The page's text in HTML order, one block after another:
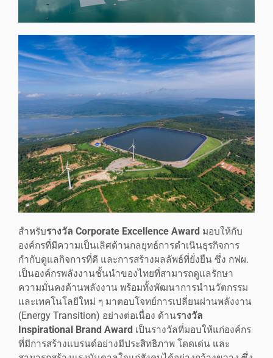
สำหรับรางวัล Corporate Excellence Award มอบให้กับ
องค์กรที่มีความเป็นเลิศด้านกลยุทธ์การดำเนินธุรกิจการ
กำกับดูแลกิจการที่ดี และการสร้างผลลัพธ์ที่ยั่งยืน ซึ่ง กฟผ.
เป็นองค์กรพลังงานชั้นนำของไทยที่สามารถดูแลรักษา
ความมั่นคงด้านพลังงาน พร้อมทั้งพัฒนาการนำนวัตกรรม
และเทคโนโลยีใหม่ ๆ มาตอบโจทย์การเปลี่ยนผ่านพลังงาน
(Energy Transition) อย่างต่อเนื่อง ด้านรางวัล
Inspirational Brand Award เป็นรางวัลที่มอบให้แก่องค์กร
ที่มีการสร้างแบรนด์อย่างมีประสิทธิภาพ โดดเด่น และ